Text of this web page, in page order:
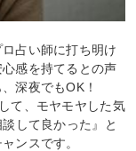
占い師に打ち明け
感を持てるとの声
深夜でもOK！
て、モヤモヤした気
して良かった』と
ンスです。